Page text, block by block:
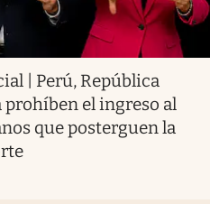
| Perú, República
prohíben el ingreso al
que posterguen la